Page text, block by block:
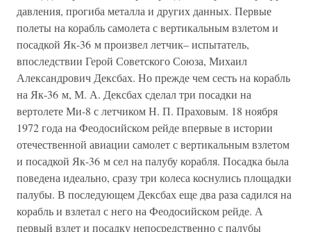
давления, прогиба металла и других данных. Первые
полеты на корабль самолета с вертикальным взлетом и
посадкой Як-36 м произвел летчик– испытатель,
впоследствии Герой Советского Союза, Михаил
Александрович Дексбах. Но прежде чем сесть на корабль
на Як-36 м, М. А. Дексбах сделал три посадки на
вертолете Ми-8 с летчиком Н. П. Праховым. 18 ноября
1972 года на Феодосийском рейде впервые в истории
отечественной авиации самолет с вертикальным взлетом
и посадкой Як-36 м сел на палубу корабля. Посадка была
поведена идеально, сразу три колеса коснулись площадки
палубы. В последующем Дексбах еще два раза садился на
корабль и взлетал с него на Феодосийском рейде. А
первый взлет и посадку непосредственно с палубы